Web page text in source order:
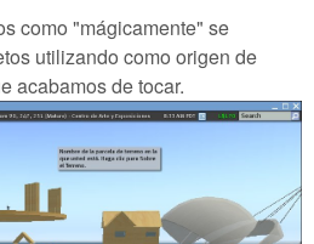
como "mágicamente" se
utilizando como origen de
acabamos de tocar.